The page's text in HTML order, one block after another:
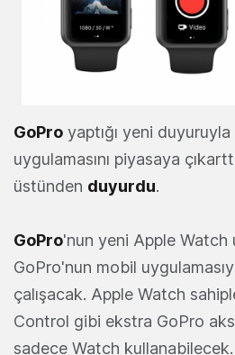
GoPro yaptığı yeni duyuruyla
uygulamasını piyasaya
üstünden duyurdu.
GoPro'nun yeni Apple Watch
GoPro'nun mobil
çalışacak. Apple Watch
Control gibi ekstra GoPro
sadece Watch kullanabilecek.